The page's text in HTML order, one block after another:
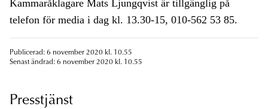
Kammaråklagare Mats Ljungqvist är tillgänglig på
telefon för media i dag kl. 13.30-15, 010-562 53 85.
Publicerad: 6 november 2020 kl. 10.55
Senast ändrad: 6 november 2020 kl. 10.55
Presstjänst